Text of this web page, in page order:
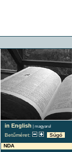
in English | magyarul
Betűméret:
Súgó
NDA